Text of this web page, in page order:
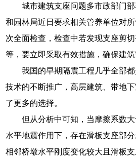
城市建筑支座问题多市政部门
和园林局近日要求相关管养单位对
次全面检查，检查中若发现支座剪
等，要立即采取有效措施，确保建筑
我国的早期隔震工程几乎全部
技术的不断推广，高层建筑、带地
了更多的选择。
但从分析中可知，当摩擦系数
水平地震作用下，存在滑板支座部
相邻桥墩水平刚度变化较大且滑板